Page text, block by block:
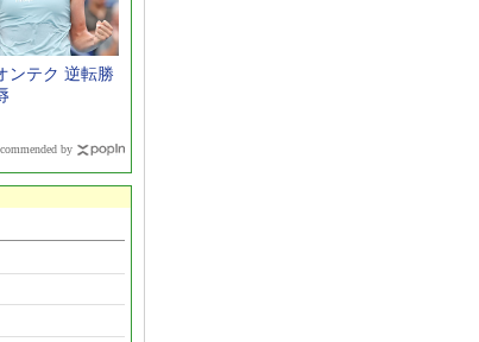
ンテク 逆転勝
by